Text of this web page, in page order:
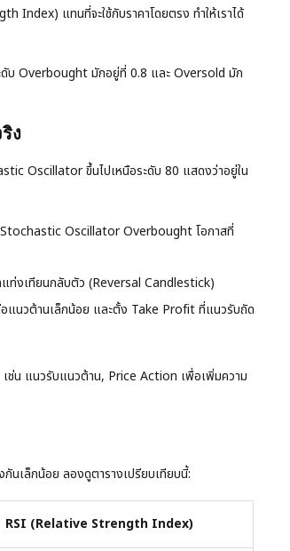
Index) แทนที่จะใช้กับราคาโดยตรง ทำให้เราได้
บ Overbought มักอยู่ที่ 0.8 และ Oversold มัก
ง
Oscillator ขึ้นไปเหนือระดับ 80 แสดงว่าอยู่ใน
Stochastic Oscillator Overbought โอกาสที่
ท่งเทียนกลับตัว (Reversal Candlestick)
นวต้านเล็กน้อย และตั้ง Take Profit ที่แนวรับถัด
ช่น แนวรับแนวต้าน, Price Action เพื่อเพิ่มความ
เล็กน้อย ลองดูตารางเปรียบเทียบนี้:
RSI (Relative Strength Index)